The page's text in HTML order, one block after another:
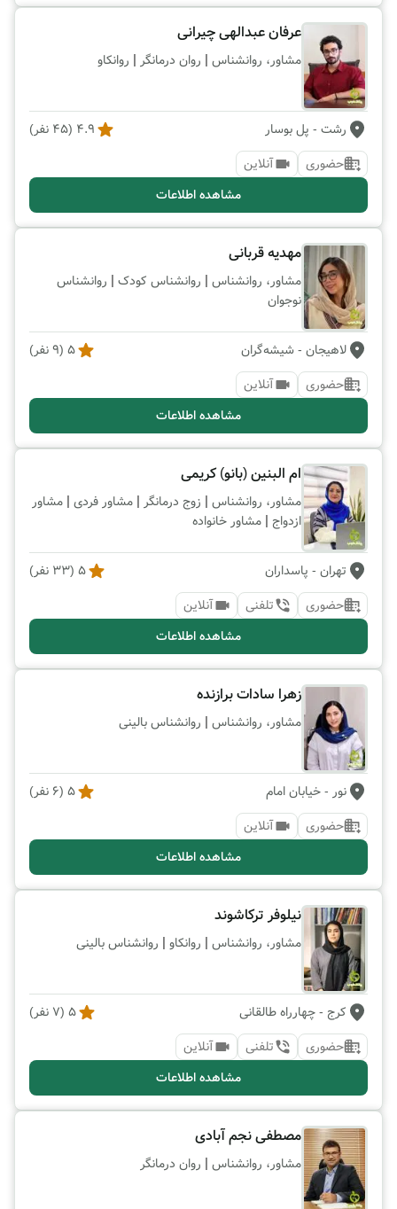
عرفان عبدالهی چیرانی
مشاور، روانشناس | روان درمانگر | روانکاو
رشت - پل بوسار 4.9
(
45 نفر)
حضوری
آنلاین
مشاهده اطلاعات
مهدیه قربانی
مشاور، روانشناس | روانشناس کودک | روانشناس
نوجوان
لاهیجان - شیشه‌گران 5
(
9نفر)
حضوری
آنلاین
مشاهده اطلاعات
ام البنین (بانو) کریمی
مشاور، روانشناس | زوج درمانگر | مشاور فردی | مشاور
ازدواج | مشاور خانواده
تهران - پاسداران 5
(
33 نفر)
حضوری
تلفنی
آنلاین
مشاهده اطلاعات
زهرا سادات برازنده
مشاور، روانشناس | روانشناس بالینی
نور - خیابان امام 5
(
6 نفر)
حضوری
آنلاین
مشاهده اطلاعات
نیلوفر ترکاشوند
مشاور، روانشناس | روانکاو | روانشناس بالینی
کرج - چهارراه طالقانی 5
(
7 نفر)
حضوری
تلفنی
آنلاین
مشاهده اطلاعات
مصطفی نجم آبادی
مشاور، روانشناس | روان درمانگر